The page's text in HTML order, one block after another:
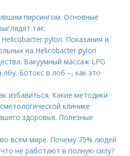
пирсингом. Основные
так:
pylori. Показания и
на Helicobacter pylori
Вакуумный массаж LPG
Ботокс в лоб –, как это
избавиться. Какие методики
клинике
здоровья. Полезные
всем мире. Почему 75% людей
не работают в полную силу?